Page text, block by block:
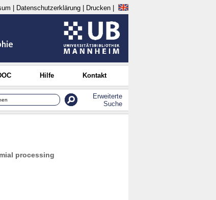
Datenschutzerklärung Drucken
Hilfe Kontakt
Erweiterte
Suche
processing